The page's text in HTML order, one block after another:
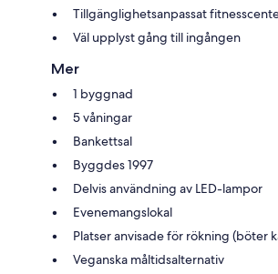
Tillgänglighetsanpassat
Väl upplyst gång till ingången
Mer
1 byggnad
5 våningar
Bankettsal
Byggdes 1997
Delvis användning av LED-lampor
Evenemangslokal
Platser anvisade för rökning (böter
Veganska måltidsalternativ